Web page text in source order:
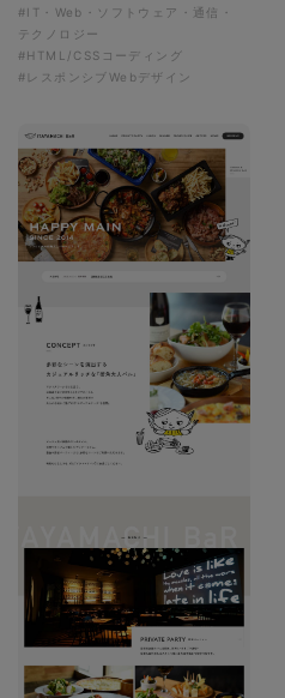
#IT・Web・ソフトウェア・通信・
テクノロジー
#HTML/CSSコーディング
#レスポンシブWebデザイン